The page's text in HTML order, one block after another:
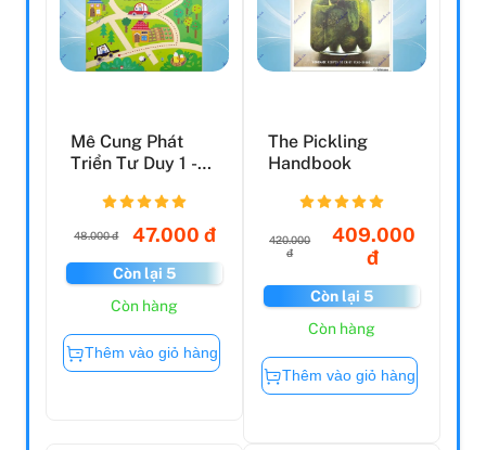
Mê Cung Phát
Triển Tư Duy 1 -
Thông...
48.000 đ 47.000 đ
Còn lại 5
Còn hàng
Thêm vào giỏ hàng
The Pickling
Handbook
420.000
đ
409.000
đ
Còn lại 5
Còn hàng
Thêm vào giỏ hàng